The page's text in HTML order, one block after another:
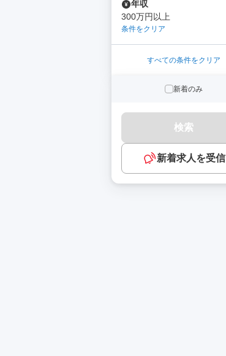
年収
300万円以上
条件をクリア
すべての条件をクリア
新着のみ
検索
新着求人を受信